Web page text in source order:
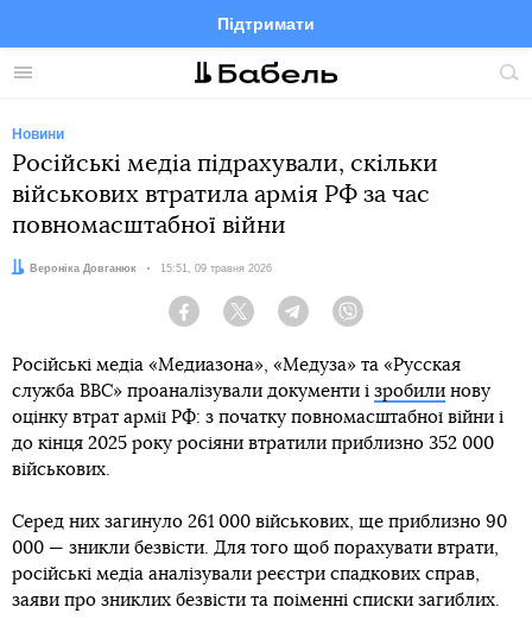
Меню
Підтримати
FacebookTelegramTwitter
Новини
Російські медіа підрахували, скільки
військових втратила армія РФ за час
повномасштабної війни
Автор:Вероніка Довганюк Дата:
15:51, 09 травня 2026
Facebook Twitter Telegram
Російські медіа «Медиазона», «Медуза» та «Русская
служба ВВС» проаналізували документи і зробили нову
оцінку втрат армії РФ: з початку повномасштабної війни і
до кінця 2025 року росіяни втратили приблизно 352 000
військових.
Серед них загинуло 261 000 військових, ще приблизно 90
000 — зникли безвісти. Для того щоб порахувати втрати,
російські медіа аналізували реєстри спадкових справ,
заяви про зниклих безвісти та поіменні списки загиблих.